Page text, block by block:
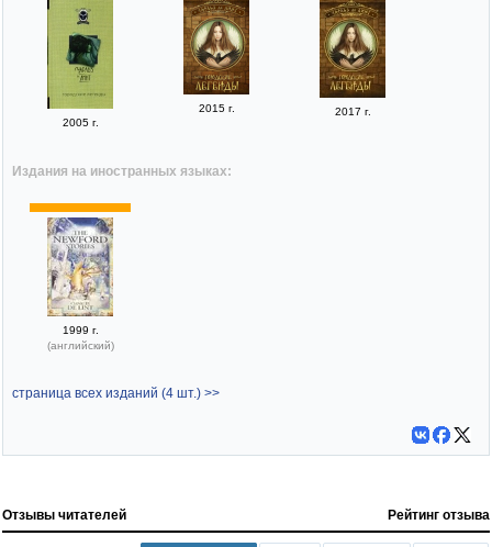
2005 г.
2015 г. 2017 г.
Издания на иностранных языках:
1999 г.
(английский)
страница всех изданий (4 шт.) >>
Отзывы читателей Рейтинг отзыва